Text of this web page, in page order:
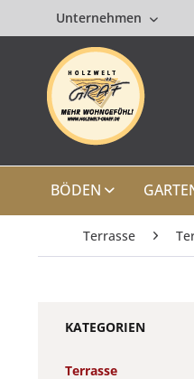
Unternehmen
BÖDEN
Terrasse
KATEGORIEN
Terrasse